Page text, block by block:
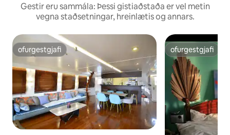
Gestir eru sammála: Þessi gistiaðstaða er vel metin
vegna staðsetningar, hreinlætis og annars.
ofurgestgjafi
ofurgestgjafi ofurgestgjafi
ofurgestgjafi